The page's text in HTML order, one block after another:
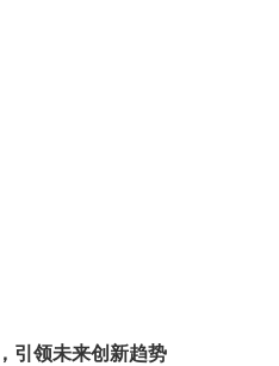
引领未来创新趋势